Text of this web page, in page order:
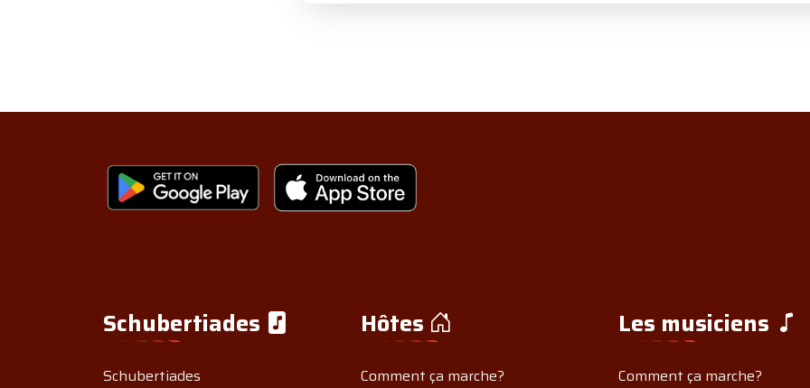
Schubertiades
Schubertiades
Hôtes
Comment ça marche?
Les musiciens
Comment ça marche?